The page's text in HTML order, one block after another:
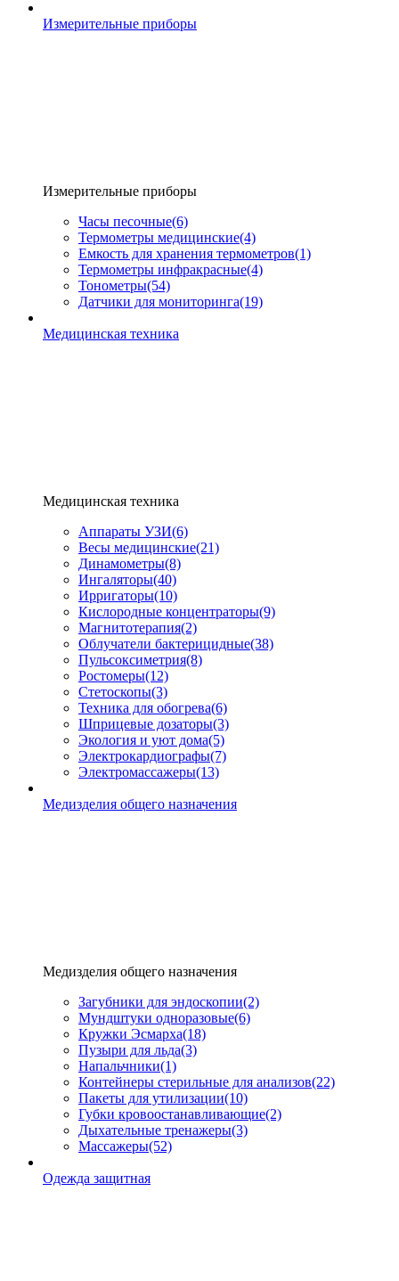
Измерительные приборы
Измерительные приборы
Часы песочные(6)
Термометры медицинские(4)
Емкость для хранения термометров(1)
Термометры инфракрасные(4)
Тонометры(54)
Датчики для мониторинга(19)
Медицинская техника
Медицинская техника
Аппараты УЗИ(6)
Весы медицинские(21)
Динамометры(8)
Ингаляторы(40)
Ирригаторы(10)
Кислородные концентраторы(9)
Магнитотерапия(2)
Облучатели бактерицидные(38)
Пульсоксиметрия(8)
Ростомеры(12)
Стетоскопы(3)
Техника для обогрева(6)
Шприцевые дозаторы(3)
Экология и уют дома(5)
Электрокардиографы(7)
Электромассажеры(13)
Медизделия общего назначения
Медизделия общего назначения
Загубники для эндоскопии(2)
Мундштуки одноразовые(6)
Кружки Эсмарха(18)
Пузыри для льда(3)
Напальчники(1)
Контейнеры стерильные для анализов(22)
Пакеты для утилизации(10)
Губки кровоостанавливающие(2)
Дыхательные тренажеры(3)
Массажеры(52)
Одежда защитная